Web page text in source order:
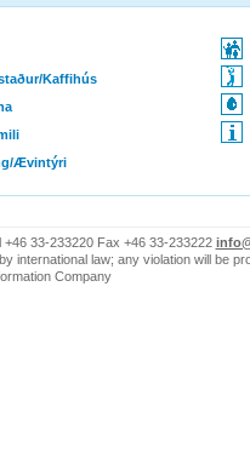
Kaffihús
Ævintýri
33-233220 Fax +46 33-233222
international law; any violation will be
Company